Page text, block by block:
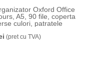
Oxford Office
A5, 90 file, coperta
culori, patratele
(pret cu TVA)